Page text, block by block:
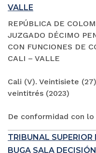
VALLE
REPÚBLICA DE
JUZGADO DÉCIMO
CON FUNCIONES DE
CALI – VALLE
Cali (V). Veintisiete
veintitrés (2023)
De conformidad con lo
TRIBUNAL
BUGA SALA